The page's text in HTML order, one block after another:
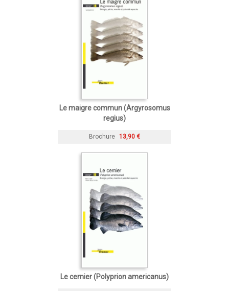
Le maigre commun (Argyrosomus
regius)
Brochure 13,90 €
Le cernier (Polyprion americanus)